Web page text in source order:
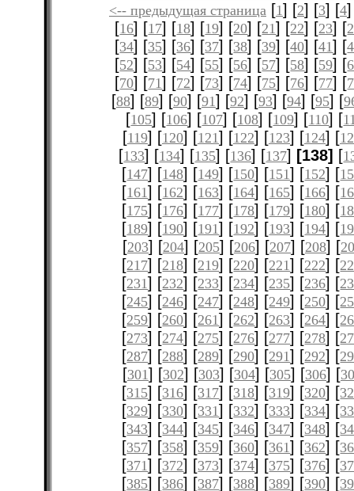
<-- предыдущая страница [1] [2] [3] [4
[16] [17] [18] [19] [20] [21] [22] [23] [
[34] [35] [36] [37] [38] [39] [40] [41] [
[52] [53] [54] [55] [56] [57] [58] [59] [
[70] [71] [72] [73] [74] [75] [76] [77] [
[88] [89] [90] [91] [92] [93] [94] [95] [
[105] [106] [107] [108] [109] [110] [
[119] [120] [121] [122] [123] [124] [
[133] [134] [135] [136] [137] [138] [
[147] [148] [149] [150] [151] [152] [
[161] [162] [163] [164] [165] [166] [
[175] [176] [177] [178] [179] [180] [
[189] [190] [191] [192] [193] [194] [
[203] [204] [205] [206] [207] [208] [
[217] [218] [219] [220] [221] [222] [
[231] [232] [233] [234] [235] [236] [
[245] [246] [247] [248] [249] [250] [
[259] [260] [261] [262] [263] [264] [
[273] [274] [275] [276] [277] [278] [
[287] [288] [289] [290] [291] [292] [
[301] [302] [303] [304] [305] [306] [
[315] [316] [317] [318] [319] [320] [
[329] [330] [331] [332] [333] [334] [
[343] [344] [345] [346] [347] [348] [
[357] [358] [359] [360] [361] [362] [
[371] [372] [373] [374] [375] [376] [
[385] [386] [387] [388] [389] [390] [